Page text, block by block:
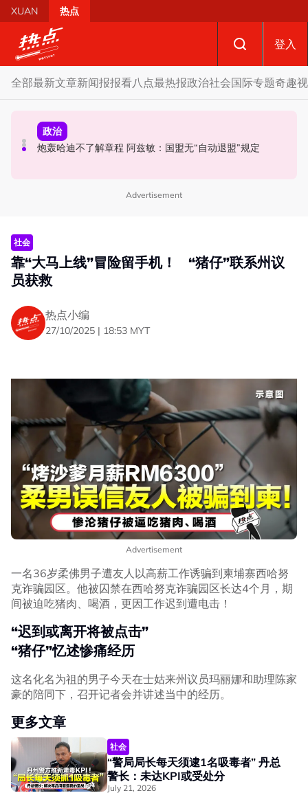
Skip to main content
XUAN 热点
登入
全部最新文章新闻报报看八点最热报政治社会国际专题奇趣
国际
泰校园枪击案酿8师生亡 枪手疑遭长期遭霸凌成导火索
政治
炮轰哈迪不了解章程 阿兹敏：国盟无“自动退盟”规定
社会
黑木山关卡粉色行李箱引发炸弹惊魂 警方: 将调监控追查行
Advertisement
社会
靠“大马上线”冒险留手机！ “猪仔”联系州议
员获救
热点小编
27/10/2025 | 18:53 MYT
Advertisement
一名36岁柔佛男子遭友人以高薪工作诱骗到柬埔寨西哈努
克诈骗园区。他被囚禁在西哈努克诈骗园区长达4个月，期
间被迫吃猪肉、喝酒，更因工作迟到遭电击！
“迟到或离开将被点击”
“猪仔”忆述惨痛经历
这名化名为祖的男子今天在士姑来州议员玛丽娜和助理陈家
豪的陪同下，召开记者会并讲述当中的经历。
更多文章
社会
“警局局长每天须逮1名吸毒者” 丹总
警长：未达KPI或受处分
July 21, 2026